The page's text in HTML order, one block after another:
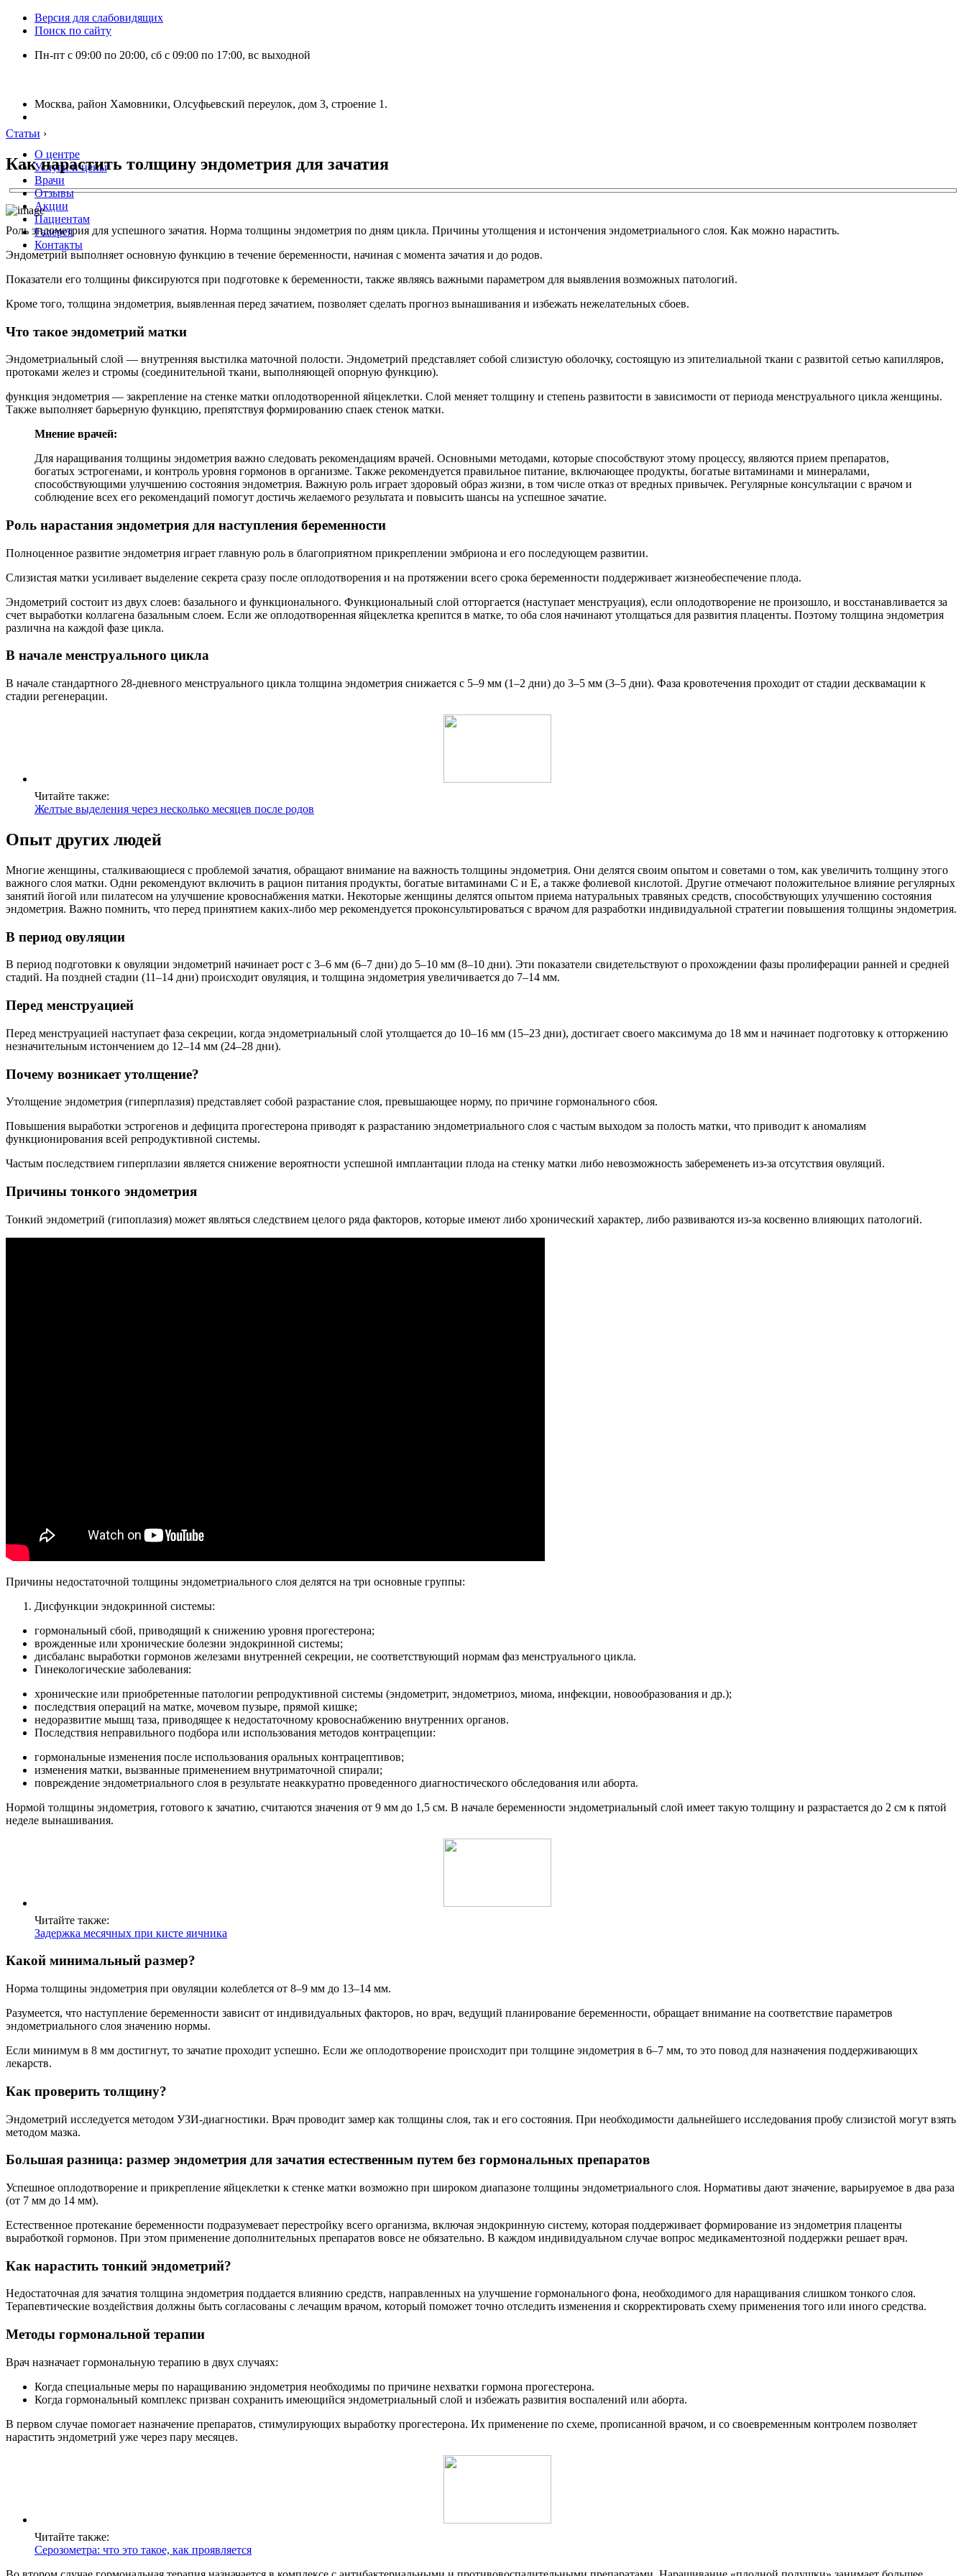
Версия для слабовидящих
Поиск по сайту
Пн-пт с 09:00 по 20:00, сб с 09:00 по 17:00, вс выходной
Москва, район Хамовники, Олсуфьевский переулок, дом 3, строение 1.
О центре
Услуги и цены
Врачи
Отзывы
Акции
Пациентам
Галерея
Контакты
Статьи ›
Как нарастить толщину эндометрия для зачатия
Роль эндометрия для успешного зачатия. Норма толщины эндометрия по дням цикла. Причины утолщения и истончения эндометриального слоя. Как можно нарастить.
Эндометрий выполняет основную функцию в течение беременности, начиная с момента зачатия и до родов.
Показатели его толщины фиксируются при подготовке к беременности, также являясь важными параметром для выявления возможных патологий.
Кроме того, толщина эндометрия, выявленная перед зачатием, позволяет сделать прогноз вынашивания и избежать нежелательных сбоев.
Что такое эндометрий матки
Эндометриальный слой — внутренняя выстилка маточной полости. Эндометрий представляет собой слизистую оболочку, состоящую из эпителиальной ткани с развитой сетью капилляров,
протоками желез и стромы (соединительной ткани, выполняющей опорную функцию).
функция эндометрия — закрепление на стенке матки оплодотворенной яйцеклетки. Слой меняет толщину и степень развитости в зависимости от периода менструального цикла женщины.
Также выполняет барьерную функцию, препятствуя формированию спаек стенок матки.
Мнение врачей:
Для наращивания толщины эндометрия важно следовать рекомендациям врачей. Основными методами, которые способствуют этому процессу, являются прием препаратов,
богатых эстрогенами, и контроль уровня гормонов в организме. Также рекомендуется правильное питание, включающее продукты, богатые витаминами и минералами,
способствующими улучшению состояния эндометрия. Важную роль играет здоровый образ жизни, в том числе отказ от вредных привычек. Регулярные консультации с врачом и
соблюдение всех его рекомендаций помогут достичь желаемого результата и повысить шансы на успешное зачатие.
Роль нарастания эндометрия для наступления беременности
Полноценное развитие эндометрия играет главную роль в благоприятном прикреплении эмбриона и его последующем развитии.
Слизистая матки усиливает выделение секрета сразу после оплодотворения и на протяжении всего срока беременности поддерживает жизнеобеспечение плода.
Эндометрий состоит из двух слоев: базального и функционального. Функциональный слой отторгается (наступает менструация), если оплодотворение не произошло, и восстанавливается за
счет выработки коллагена базальным слоем. Если же оплодотворенная яйцеклетка крепится в матке, то оба слоя начинают утолщаться для развития плаценты. Поэтому толщина эндометрия
различна на каждой фазе цикла.
В начале менструального цикла
В начале стандартного 28-дневного менструального цикла толщина эндометрия снижается с 5–9 мм (1–2 дни) до 3–5 мм (3–5 дни). Фаза кровотечения проходит от стадии десквамации к
стадии регенерации.
Читайте также:
Желтые выделения через несколько месяцев после родов
Опыт других людей
Многие женщины, сталкивающиеся с проблемой зачатия, обращают внимание на важность толщины эндометрия. Они делятся своим опытом и советами о том, как увеличить толщину этого
важного слоя матки. Одни рекомендуют включить в рацион питания продукты, богатые витаминами С и Е, а также фолиевой кислотой. Другие отмечают положительное влияние регулярных
занятий йогой или пилатесом на улучшение кровоснабжения матки. Некоторые женщины делятся опытом приема натуральных травяных средств, способствующих улучшению состояния
эндометрия. Важно помнить, что перед принятием каких-либо мер рекомендуется проконсультироваться с врачом для разработки индивидуальной стратегии повышения толщины эндометрия.
В период овуляции
В период подготовки к овуляции эндометрий начинает рост с 3–6 мм (6–7 дни) до 5–10 мм (8–10 дни). Эти показатели свидетельствуют о прохождении фазы пролиферации ранней и средней
стадий. На поздней стадии (11–14 дни) происходит овуляция, и толщина эндометрия увеличивается до 7–14 мм.
Перед менструацией
Перед менструацией наступает фаза секреции, когда эндометриальный слой утолщается до 10–16 мм (15–23 дни), достигает своего максимума до 18 мм и начинает подготовку к отторжению
незначительным истончением до 12–14 мм (24–28 дни).
Почему возникает утолщение?
Утолщение эндометрия (гиперплазия) представляет собой разрастание слоя, превышающее норму, по причине гормонального сбоя.
Повышения выработки эстрогенов и дефицита прогестерона приводят к разрастанию эндометриального слоя с частым выходом за полость матки, что приводит к аномалиям
функционирования всей репродуктивной системы.
Частым последствием гиперплазии является снижение вероятности успешной имплантации плода на стенку матки либо невозможность забеременеть из-за отсутствия овуляций.
Причины тонкого эндометрия
Тонкий эндометрий (гипоплазия) может являться следствием целого ряда факторов, которые имеют либо хронический характер, либо развиваются из-за косвенно влияющих патологий.
Причины недостаточной толщины эндометриального слоя делятся на три основные группы:
Дисфункции эндокринной системы:
гормональный сбой, приводящий к снижению уровня прогестерона;
врожденные или хронические болезни эндокринной системы;
дисбаланс выработки гормонов железами внутренней секреции, не соответствующий нормам фаз менструального цикла.
Гинекологические заболевания:
хронические или приобретенные патологии репродуктивной системы (эндометрит, эндометриоз, миома, инфекции, новообразования и др.);
последствия операций на матке, мочевом пузыре, прямой кишке;
недоразвитие мышц таза, приводящее к недостаточному кровоснабжению внутренних органов.
Последствия неправильного подбора или использования методов контрацепции:
гормональные изменения после использования оральных контрацептивов;
изменения матки, вызванные применением внутриматочной спирали;
повреждение эндометриального слоя в результате неаккуратно проведенного диагностического обследования или аборта.
Нормой толщины эндометрия, готового к зачатию, считаются значения от 9 мм до 1,5 см. В начале беременности эндометриальный слой имеет такую толщину и разрастается до 2 см к пятой
неделе вынашивания.
Читайте также:
Задержка месячных при кисте яичника
Какой минимальный размер?
Норма толщины эндометрия при овуляции колеблется от 8–9 мм до 13–14 мм.
Разумеется, что наступление беременности зависит от индивидуальных факторов, но врач, ведущий планирование беременности, обращает внимание на соответствие параметров
эндометриального слоя значению нормы.
Если минимум в 8 мм достигнут, то зачатие проходит успешно. Если же оплодотворение происходит при толщине эндометрия в 6–7 мм, то это повод для назначения поддерживающих
лекарств.
Как проверить толщину?
Эндометрий исследуется методом УЗИ-диагностики. Врач проводит замер как толщины слоя, так и его состояния. При необходимости дальнейшего исследования пробу слизистой могут взять
методом мазка.
Большая разница: размер эндометрия для зачатия естественным путем без гормональных препаратов
Успешное оплодотворение и прикрепление яйцеклетки к стенке матки возможно при широком диапазоне толщины эндометриального слоя. Нормативы дают значение, варьируемое в два раза
(от 7 мм до 14 мм).
Естественное протекание беременности подразумевает перестройку всего организма, включая эндокринную систему, которая поддерживает формирование из эндометрия плаценты
выработкой гормонов. При этом применение дополнительных препаратов вовсе не обязательно. В каждом индивидуальном случае вопрос медикаментозной поддержки решает врач.
Как нарастить тонкий эндометрий?
Недостаточная для зачатия толщина эндометрия поддается влиянию средств, направленных на улучшение гормонального фона, необходимого для наращивания слишком тонкого слоя.
Терапевтические воздействия должны быть согласованы с лечащим врачом, который поможет точно отследить изменения и скорректировать схему применения того или иного средства.
Методы гормональной терапии
Врач назначает гормональную терапию в двух случаях:
Когда специальные меры по наращиванию эндометрия необходимы по причине нехватки гормона прогестерона.
Когда гормональный комплекс призван сохранить имеющийся эндометриальный слой и избежать развития воспалений или аборта.
В первом случае помогает назначение препаратов, стимулирующих выработку прогестерона. Их применение по схеме, прописанной врачом, и со своевременным контролем позволяет
нарастить эндометрий уже через пару месяцев.
Читайте также:
Серозометра: что это такое, как проявляется